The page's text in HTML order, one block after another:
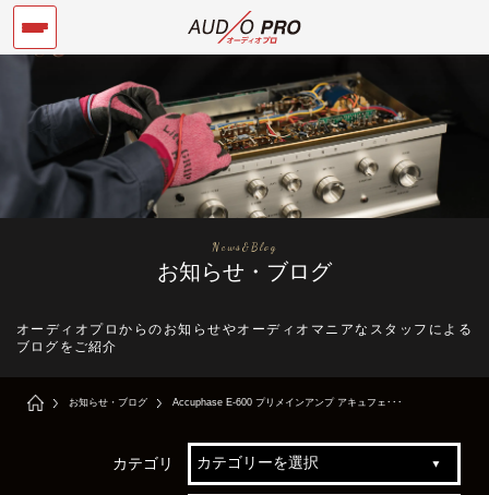
News&Blog
お知らせ・ブログ
オーディオプロからのお知らせやオーディオマニアなスタッフによる
ブログをご紹介
お知らせ・ブログ Accuphase E-600 プリメインアンプ アキュフェ･･･
カテゴリ